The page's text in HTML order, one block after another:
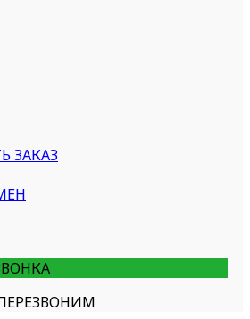
ЗАКАЗ